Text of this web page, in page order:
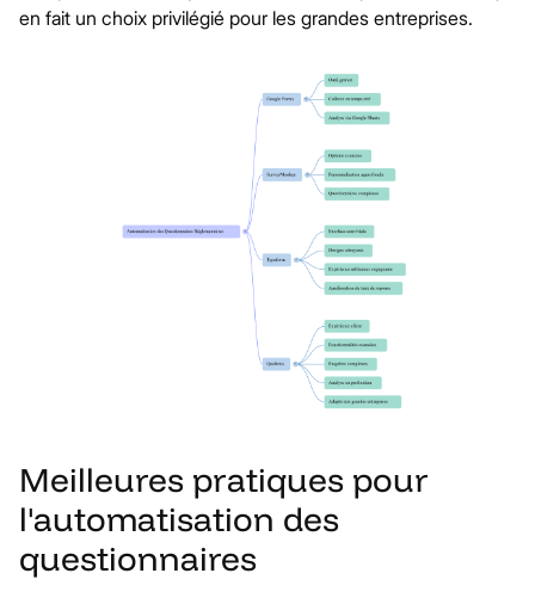
en fait un choix privilégié pour les grandes entreprises.
Meilleures pratiques pour
l'automatisation des
questionnaires